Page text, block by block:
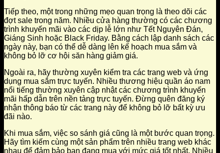
Tiếp theo, một trong những mẹo quan trọng là theo dõi các
đợt sale trong năm. Nhiều cửa hàng thường có các chương
trình khuyến mãi vào các dịp lễ lớn như Tết Nguyên Đán,
Giáng Sinh hoặc Black Friday. Bằng cách lập danh sách các
ngày này, bạn có thể dễ dàng lên kế hoạch mua sắm và
không bỏ lỡ cơ hội săn hàng giảm giá.
Ngoài ra, hãy thường xuyên kiểm tra các trang web và ứng
dụng mua sắm trực tuyến. Nhiều thương hiệu quần áo nam
nổi tiếng thường xuyên cập nhật các chương trình khuyến
mãi hấp dẫn trên nền tảng trực tuyến. Đừng quên đăng ký
nhận thông báo từ các trang này để không bỏ lỡ bất kỳ ưu
đãi nào.
Khi mua sắm, việc so sánh giá cũng là một bước quan trọng.
Hãy tìm kiếm cùng một sản phẩm trên nhiều trang web khác
nhau để đảm bảo bạn đang mua với mức giá tốt nhất. Nhiều